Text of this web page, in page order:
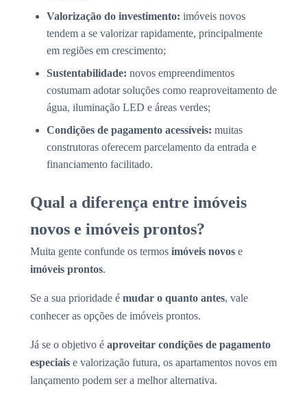
Valorização do investimento: imóveis novos
tendem a se valorizar rapidamente, principalmente
em regiões em crescimento;
Sustentabilidade: novos empreendimentos
costumam adotar soluções como reaproveitamento de
água, iluminação LED e áreas verdes;
Condições de pagamento acessíveis: muitas
construtoras oferecem parcelamento da entrada e
financiamento facilitado.
Qual a diferença entre imóveis
novos e imóveis prontos?
Muita gente confunde os termos imóveis novos e
imóveis prontos.
Se a sua prioridade é mudar o quanto antes, vale
conhecer as opções de imóveis prontos.
Já se o objetivo é aproveitar condições de pagamento
especiais e valorização futura, os apartamentos novos em
lançamento podem ser a melhor alternativa.